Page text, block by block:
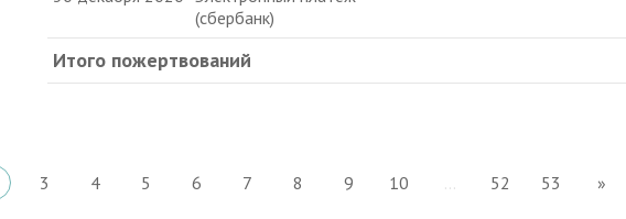
(сбербанк)
Итого пожертвований
3 4 5 6 7 8 9 10 ... 52 53 »